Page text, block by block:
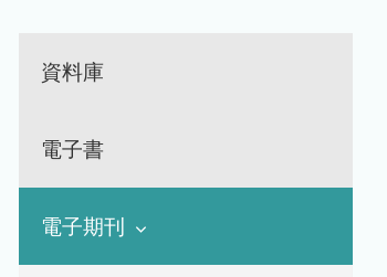
資料庫
電子書
電子期刊